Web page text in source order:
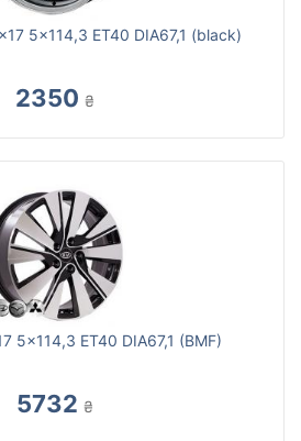
5x114,3 ET40 DIA67,1 (black)
2350 ₴
5x114,3 ET40 DIA67,1 (BMF)
5732 ₴